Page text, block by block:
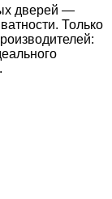
дверей —
Только